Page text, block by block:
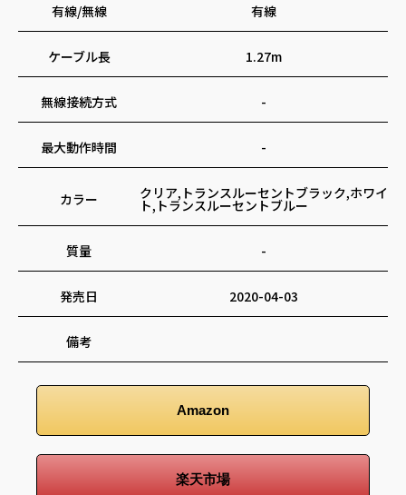
有線/無線 有線
ケーブル長 1.27m
無線接続方式 -
最大動作時間 -
カラー クリア,トランスルーセントブラック,ホワイ
ト,トランスルーセントブルー
質量 -
発売日 2020-04-03
備考
Amazon
楽天市場